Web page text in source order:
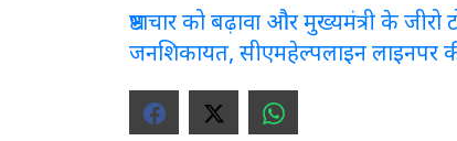
भ्रष्टाचार को बढ़ावा और मुख्यमंत्री के
जनशिकायत, सीएमहेल्पलाइन लाइनपर